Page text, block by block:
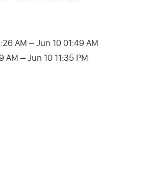
AM – Jun 10 01:49 AM
AM – Jun 10 11:35 PM